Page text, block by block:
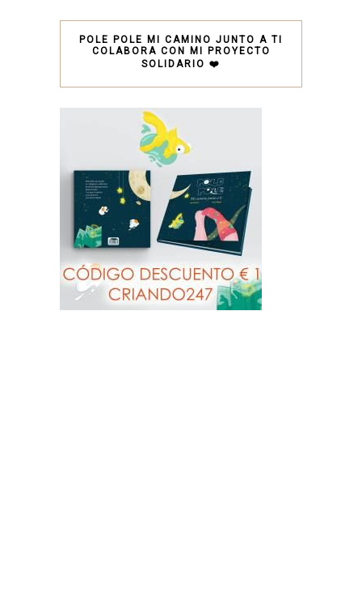
POLE POLE MI CAMINO JUNTO A TI
COLABORA CON MI PROYECTO
SOLIDARIO ❤️